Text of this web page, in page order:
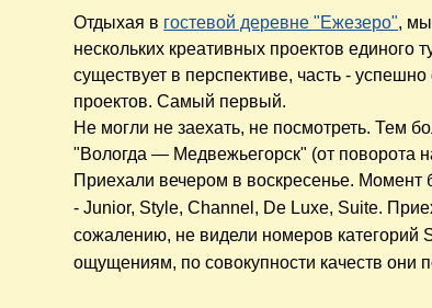
Отдыхая в гостевой деревне "Ежезеро", мы
нескольких креативных проектов единого
существует в перспективе, часть -
проектов. Самый первый.
Не могли не заехать, не посмотреть. Тем
"Вологда — Медвежьегорск" (от поворота
Приехали вечером в воскресенье. Момент
- Junior, Style,Channel, De Luxe, Suitе.
сожалению, не видели номеров
ощущениям, по совокупности качеств они